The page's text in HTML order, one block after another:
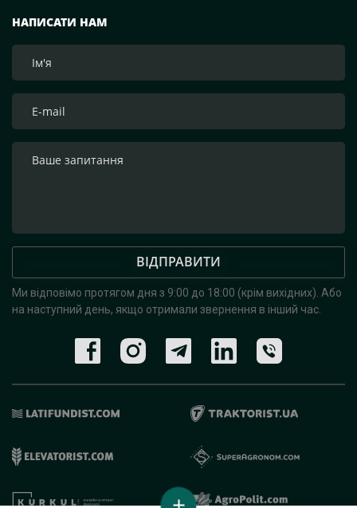
НАПИСАТИ НАМ
ВІДПРАВИТИ
Ми відповімо протягом дня з 9:00 до 18:00 (крім вихідних). Або
на наступний день, якщо отримали звернення в інший час.